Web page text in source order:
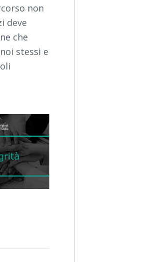
non
deve
che
stessi e